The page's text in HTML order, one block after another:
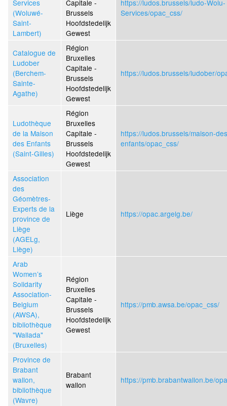
Services
(Woluwé-
Saint-
Lambert)
Capitale -
Brussels
Hoofdstedelijk
Gewest
https://ludos.brussels/ludo-Wolu-
Services/opac_css/
Catalogue de
Ludober
(Berchem-
Sainte-
Agathe)
Région
Bruxelles
Capitale -
Brussels
Hoofdstedelijk
Gewest
https://ludos.brussels/ludober/
Ludothèque
de la Maison
des Enfants
(Saint-Gilles)
Région
Bruxelles
Capitale -
Brussels
Hoofdstedelijk
Gewest
https://ludos.brussels/maison-
enfants/opac_css/
Association
des
Géomètres-
Experts de la
province de
Liège
(AGELg,
Liège)
Liège https://opac.argelg.be/
Arab
Women’s
Solidarity
Association-
Belgium
(AWSA),
bibliothèque
"Wallada"
(Bruxelles)
Région
Bruxelles
Capitale -
Brussels
Hoofdstedelijk
Gewest
https://pmb.awsa.be/opac_css/
Province de
Brabant
wallon,
bibliothèque
(Wavre)
Brabant
wallon
https://pmb.brabantwallon.be/